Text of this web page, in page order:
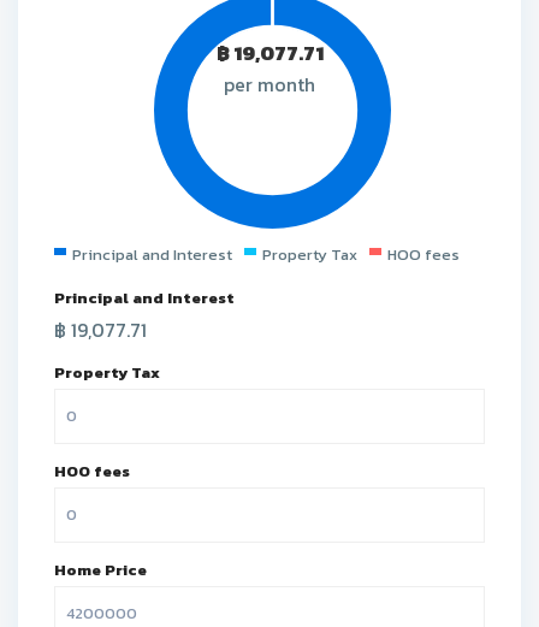
฿19,077.71
per month
Principal and Interest Property Tax
HOO fees
Principal and Interest
฿ 19,077.71
Property Tax
HOO fees
Home Price